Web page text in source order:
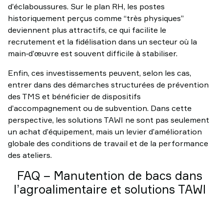
d’éclaboussures. Sur le plan RH, les postes
historiquement perçus comme “très physiques”
deviennent plus attractifs, ce qui facilite le
recrutement et la fidélisation dans un secteur où la
main‑d’œuvre est souvent difficile à stabiliser.
Enfin, ces investissements peuvent, selon les cas,
entrer dans des démarches structurées de prévention
des TMS et bénéficier de dispositifs
d’accompagnement ou de subvention. Dans cette
perspective, les solutions TAWI ne sont pas seulement
un achat d’équipement, mais un levier d’amélioration
globale des conditions de travail et de la performance
des ateliers.
FAQ – Manutention de bacs dans
l’agroalimentaire et solutions TAWI